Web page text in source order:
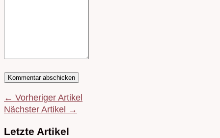
← Vorheriger Artikel
Nächster Artikel →
Letzte Artikel